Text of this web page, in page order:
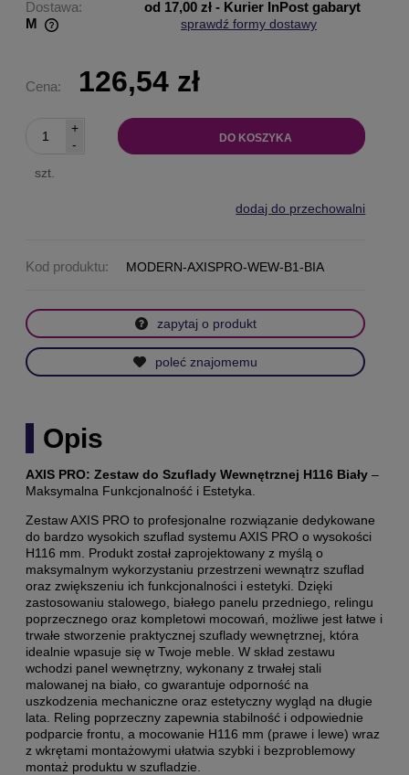
Dostawa:
od 17,00 zł - Kurier InPost gabaryt
M
sprawdź formy dostawy
Cena: 126,54 zł
-
+
szt.
DO KOSZYKA
dodaj do przechowalni
Kod produktu: MODERN-AXISPRO-WEW-B1-BIA
zapytaj o produkt
poleć znajomemu
Opis
AXIS PRO: Zestaw do Szuflady Wewnętrznej H116 Biały –
Maksymalna Funkcjonalność i Estetyka.
Zestaw AXIS PRO to profesjonalne rozwiązanie dedykowane
do bardzo wysokich szuflad systemu AXIS PRO o wysokości
H116 mm. Produkt został zaprojektowany z myślą o
maksymalnym wykorzystaniu przestrzeni wewnątrz szuflad
oraz zwiększeniu ich funkcjonalności i estetyki. Dzięki
zastosowaniu stalowego, białego panelu przedniego, relingu
poprzecznego oraz kompletowi mocowań, możliwe jest łatwe i
trwałe stworzenie praktycznej szuflady wewnętrznej, która
idealnie wpasuje się w Twoje meble. W skład zestawu
wchodzi panel wewnętrzny, wykonany z trwałej stali
malowanej na biało, co gwarantuje odporność na
uszkodzenia mechaniczne oraz estetyczny wygląd na długie
lata. Reling poprzeczny zapewnia stabilność i odpowiednie
podparcie frontu, a mocowanie H116 mm (prawe i lewe) wraz
z wkrętami montażowymi ułatwia szybki i bezproblemowy
montaż produktu w szufladzie.